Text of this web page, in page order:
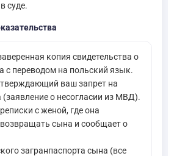
суде.
копия свидетельства о
с переводом на польский язык.
ваш запрет на
(заявление о несогласии из МВД).
с женой, где она
сына и сообщает о
загранпаспорта сына (все